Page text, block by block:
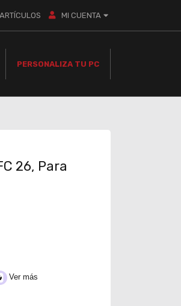
ARTÍCULOS MI CUENTA
PERSONALIZA TU PC
26, Para
Ver más